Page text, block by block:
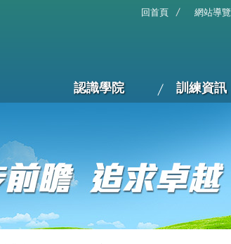
回首頁 網站導覽
認識學院 訓練資訊